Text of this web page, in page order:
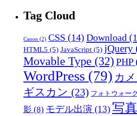
Tag Cloud
Canon (2) CSS (14) Download
HTML5 (5) JavaScript (5) jQuery
Movable Type (32) PHP
WordPress (79) カ
ギスカン (23) フォトウォーク
影 (8) モデル出演 (13) 写